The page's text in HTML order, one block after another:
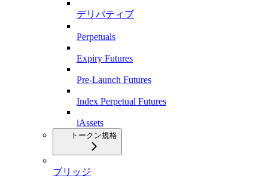
デリバティブ
Perpetuals
Expiry Futures
Pre-Launch Futures
Index Perpetual Futures
iAssets
トークン規格
ブリッジ